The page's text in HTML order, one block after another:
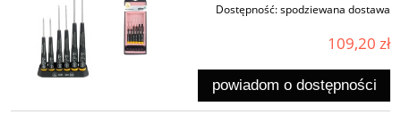
Dostępność:spodziewana dostawa
109,20 zł
powiadom o dostępności